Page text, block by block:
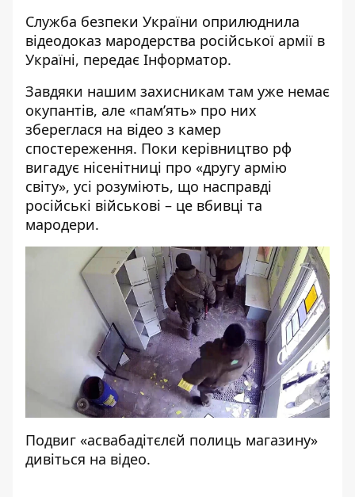
Служба безпеки України оприлюднила
відеодоказ мародерства російської армії в
Україні, передає Інформатор.
Завдяки нашим захисникам там уже немає
окупантів, але «пам’ять» про них
збереглася на відео з камер
спостереження. Поки керівництво рф
вигадує нісенітниці про «другу армію
світу», усі розуміють, що насправді
російські військові – це вбивці та
мародери.
Подвиг «асвабадітєлєй полиць магазину»
дивіться на відео.